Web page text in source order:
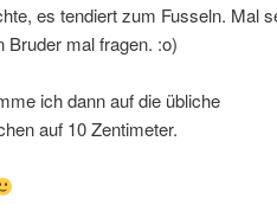
es tendiert zum Fusseln. Mal
Bruder mal fragen. :o)
ich dann auf die übliche
auf 10 Zentimeter.